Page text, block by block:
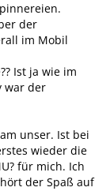
der
im Mobil
Ist ja wie im
war der
unser. Ist bei
wieder die
für mich. Ich
der Spaß auf